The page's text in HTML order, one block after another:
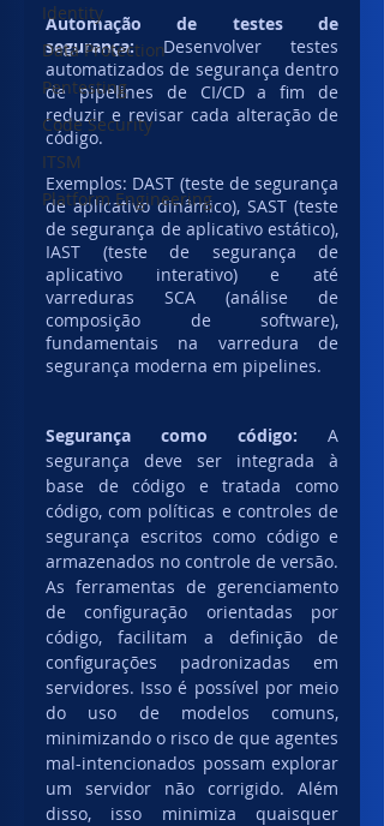
Identity
Data Protection
Pentesting
Code Security
ITSM
Platform Engineering
Automação de testes de
segurança: Desenvolver testes
automatizados de segurança dentro
de pipelines de CI/CD a fim de
reduzir e revisar cada alteração de
código.
Exemplos: DAST (teste de segurança
de aplicativo dinâmico), SAST (teste
de segurança de aplicativo estático),
IAST (teste de segurança de
aplicativo interativo) e até
varreduras SCA (análise de
composição de software),
fundamentais na varredura de
segurança moderna em pipelines.
Segurança como código: A
segurança deve ser integrada à
base de código e tratada como
código, com políticas e controles de
segurança escritos como código e
armazenados no controle de versão.
As ferramentas de gerenciamento
de configuração orientadas por
código, facilitam a definição de
configurações padronizadas em
servidores. Isso é possível por meio
do uso de modelos comuns,
minimizando o risco de que agentes
mal-intencionados possam explorar
um servidor não corrigido. Além
disso, isso minimiza quaisquer